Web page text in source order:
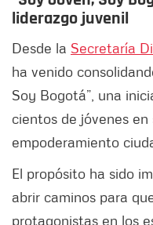
liderazgo juvenil
Desde la Secretaría
ha venido
Soy Bogotá”, una
cientos de jóvenes
empoderamiento
El propósito ha sido
abrir caminos para
protagonistas en los